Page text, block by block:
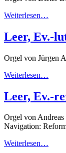
Weiterlesen…
Leer, Ev.-
Orgel von Jürgen
Weiterlesen…
Leer, Ev.-
Orgel von
Navigation:
Weiterlesen…